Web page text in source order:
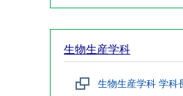
生物生産学科
生物生産学科 学科